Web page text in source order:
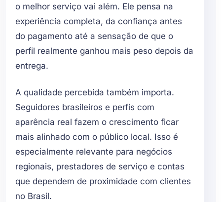
o melhor serviço vai além. Ele pensa na
experiência completa, da confiança antes
do pagamento até a sensação de que o
perfil realmente ganhou mais peso depois da
entrega.
A qualidade percebida também importa.
Seguidores brasileiros e perfis com
aparência real fazem o crescimento ficar
mais alinhado com o público local. Isso é
especialmente relevante para negócios
regionais, prestadores de serviço e contas
que dependem de proximidade com clientes
no Brasil.